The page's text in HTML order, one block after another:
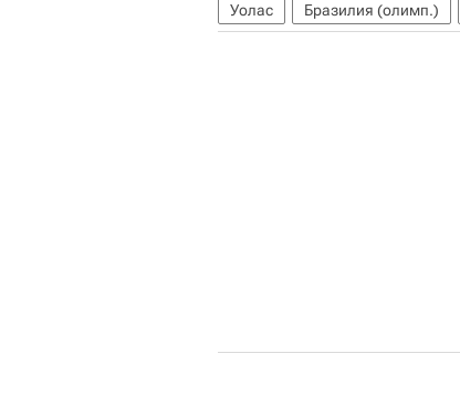
Уолас Бразилия (олимп.)